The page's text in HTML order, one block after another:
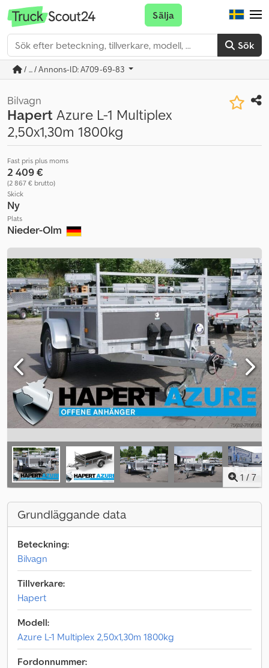
Sök
Sälja
/ ... / Annons-ID: A709-69-83
Bilvagn
HapertAzure L-1 Multiplex
2,50x1,30m 1800kg
Fast pris plus moms
2 409 €
(2 867 € brutto)
Skick
Ny
Plats
Nieder-Olm
1 / 7
Grundläggande data
Beteckning:
Bilvagn
Tillverkare:
Hapert
Modell:
Azure L-1 Multiplex 2,50x1,30m 1800kg
Fordonnummer: